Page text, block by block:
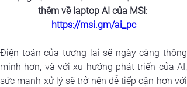
thêm về laptop AI của MSI:
https://msi.gm/ai_pc
Điện toán của tương lai sẽ ngày càng thông
minh hơn, và với xu hướng phát triển của AI,
sức mạnh xử lý sẽ trở nên dễ tiếp cận hơn với